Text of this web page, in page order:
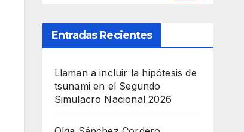
Entradas Recientes
Llaman a incluir la hipótesis de
tsunami en el Segundo
Simulacro Nacional 2026